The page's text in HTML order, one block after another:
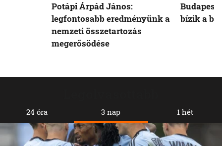
24 óra 3 nap 1 hét
Potápi Árpád János:
legfontosabb eredményünk a
nemzeti összetartozás
megerősödése
Budapest
bízik a